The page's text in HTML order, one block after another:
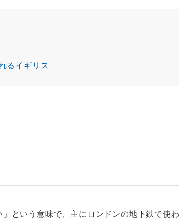
るイギリス
という意味で、主にロンドンの地下鉄で使わ